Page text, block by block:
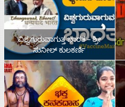
ವಿಶ್ವಗುರುವಾಗುತ್ತ ಭಾರತ – ಶ್ರೀ
ಸುನೀಲ್‌ ಕುಲಕರ್ಣಿ